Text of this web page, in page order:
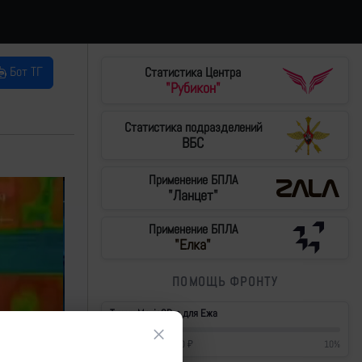
Бот ТГ
Статистика Центра
"Рубикон"
Статистика подразделений
ВБС
Применение БПЛА
"Ланцет"
Применение БПЛА
"Елка"
ПОМОЩЬ ФРОНТУ
Тушки Mavic3Pro для Ежа
430 000 ₽ 10%
×